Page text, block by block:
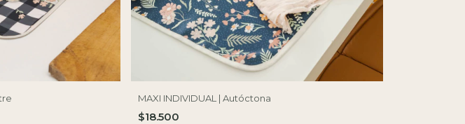
MAXI INDIVIDUAL | Autóctona
$18.500